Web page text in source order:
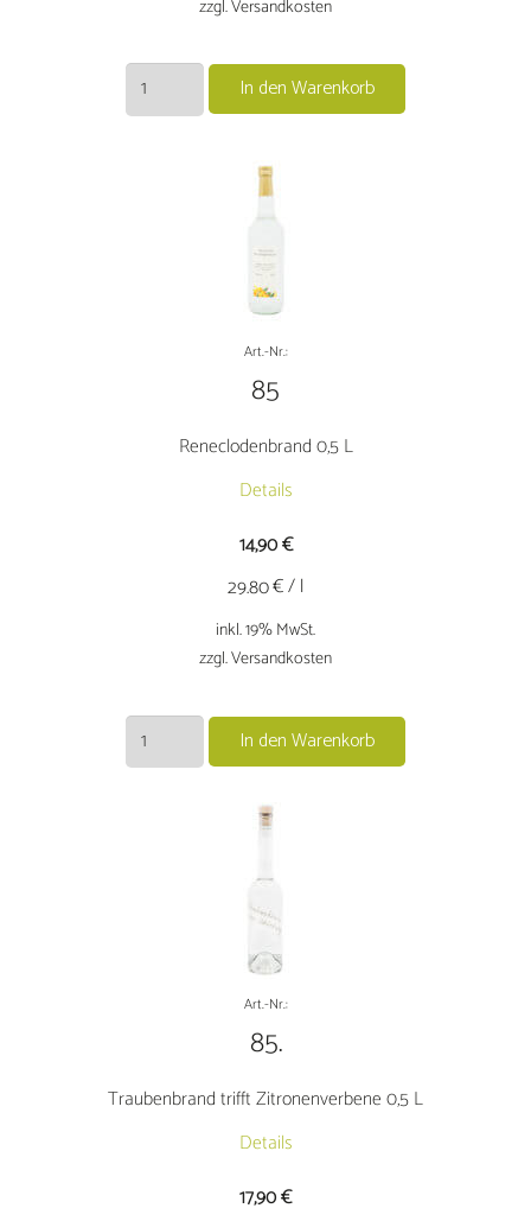
zzgl. Versandkosten
Mirabellenbrand
0,5
In den Warenkorb
Art.-Nr.:
85
Reneclodenbrand 0,5 L
Details
14,90€
29.80€ / l
inkl. 19% MwSt.
zzgl. Versandkosten
Reneclodenbrand
0,5
In den Warenkorb
Art.-Nr.:
85.
Traubenbrand trifft Zitronenverbene 0,5 L
Details
17,90€